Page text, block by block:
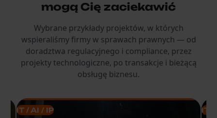
mogą Cię zaciekawić
Wybrane przykłady projektów, w których
wspieraliśmy firmy w sprawach prawnych — od
doradztwa regulacyjnego i compliance, przez
projekty technologiczne, po transakcje i bieżącą
obsługę biznesu.
IT / AI / IP IT /